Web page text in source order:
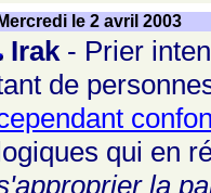
Mercredi le 2 avril 2003
Irak - Prier
de
qui en
la